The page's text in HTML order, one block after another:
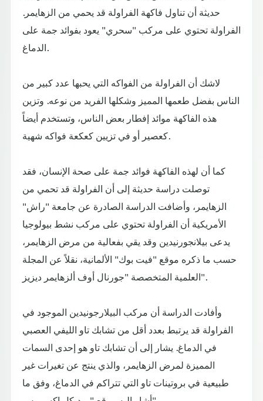
حديثة أن تناول فاكهة الفراولة قد يحمي من الزهايمر.
الفراولة تحتوي على مركب "سحري" يعود بفوائد جمة على
الدماغ.
لاشك أن الفراولة من الفواكه التي يحبها عدد كبير من
الناس بفضل طعمها المميز وشكلها الفريد من نوعه. وتزين
هذه الفاكهة موائد إفطار بعض الناس، وتستخدم أيضاً
كعصير أو في تزيين كعكعة فواكه شهية.
كما أن لهذه الفاكهة فوائد جمة على صحة الإنسان، فقد
توصلت دراسة حديثة إلى أن الفراولة قد تحمي من
الزهايمر، وأضافت الدراسة الصادرة عن جامعة "راش"
الأمريكية أن الفراولة تحتوي على مركب نشط بيولوجيا
يدعى بيلانجورنيدين وقد يقي بفعالية من مرض الزهايمر،
حسب ما ذكره موقع "فيت بوك" الألمانية، نقلاً عن المجلة
العلمية المتخصصة "جورنال أوف ألزهايمر ديزيز".
وأفادت الدراسة أن مركب البيلارجونيدين الموجود في
الفراولة قد يرتبط بعدد أقل من تشابك تاو الليفي العصبي
في الدماغ. يشار إلى أن تشابك تاو هو إحدى السمات
المميزة لمرض الزهايمر، والذي ينتج عن تغيرات غير
طبيعية في بروتينات تاو التي تتراكم في الدماغ، وفق ما